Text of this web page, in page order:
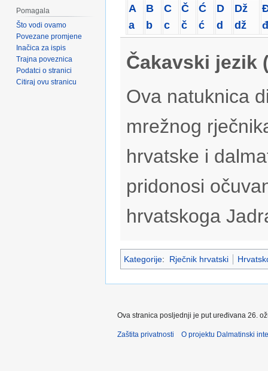
A
a
B
b
C
c
Č
č
Ć
ć
D
d
Dž
dž
đ
Čakavski jezik
Ova natuknica
mrežnog
hrvatske i
pridonosi
hrvatskoga
Kategorije: Rječnik hrvatski
Pomagala
Što vodi ovamo
Povezane promjene
Inačica za ispis
Trajna poveznica
Podatci o stranici
Citiraj ovu stranicu
Ova stranica posljednji je put uređivana 26.
Zaštita privatnosti O projektu Dalmatinski